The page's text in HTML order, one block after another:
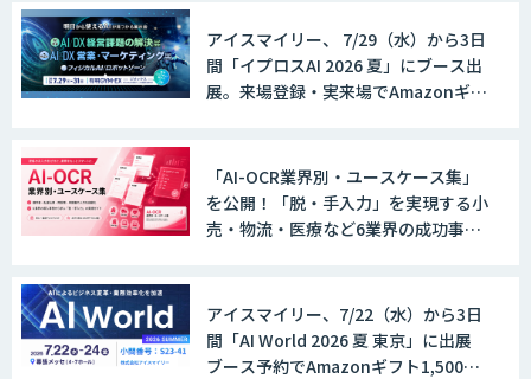
アイスマイリー、 7/29（水）から3日
間「イプロスAI 2026 夏」にブース出
展。来場登録・実来場でAmazonギフ
「AI-OCR業界別・ユースケース集」
を公開！「脱・手入力」を実現する小
売・物流・医療など6業界の成功事例
アイスマイリー、7/22（水）から3日
間「AI World 2026 夏 東京」に出展
ブース予約でAmazonギフト1,500円